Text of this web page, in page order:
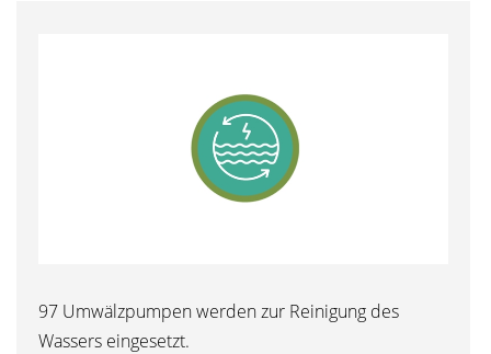
97 Umwälzpumpen werden zur Reinigung des
Wassers eingesetzt.